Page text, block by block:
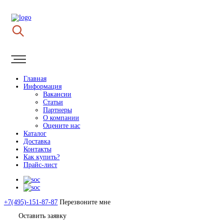
Главная
Информация
Вакансии
Статьи
Партнеры
О компании
Оцените нас
Каталог
Доставка
Контакты
Как купить?
Прайс-лист
+7(495)-151-87-87 Перезвоните мне
Оставить заявку